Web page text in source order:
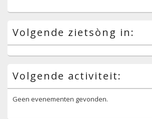
Volgende zietsòng in:
Volgende activiteit:
Geen evenementen gevonden.